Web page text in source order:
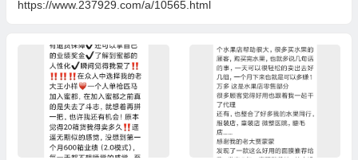
https://www.237929.com/a/10565.html